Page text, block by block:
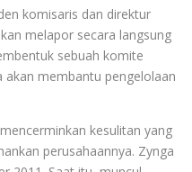
komisaris dan direktur
melapor secara langsung
sebuah komite
membantu pengelolaan
kesulitan yang
perusahaannya. Zynga